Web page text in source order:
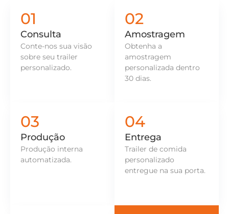
01
Consulta
Conte-nos sua visão
sobre seu trailer
personalizado.
02
Amostragem
Obtenha a
amostragem
personalizada dentro
30 dias.
03
Produção
Produção interna
automatizada.
04
Entrega
Trailer de comida
personalizado
entregue na sua porta.